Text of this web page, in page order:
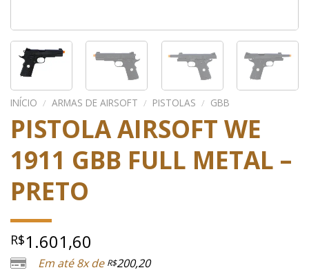
INÍCIO / ARMAS DE AIRSOFT / PISTOLAS / GBB
PISTOLA AIRSOFT WE
1911 GBB FULL METAL –
PRETO
R$1.601,60
Em até 8x de R$200,20